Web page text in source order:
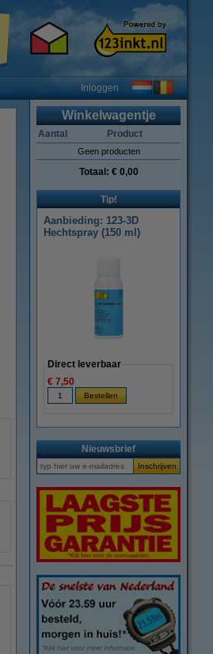
Inloggen
Winkelwagentje
Aantal Product
Geen producten
Totaal: € 0,00
Tip!
Aanbieding: 123-3D
Hechtspray (150 ml)
Direct leverbaar
€ 7,50
Nieuwsbrief